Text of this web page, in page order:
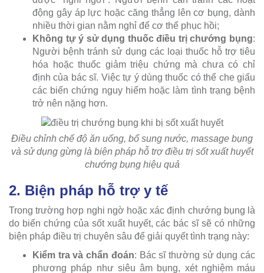
động gây áp lực hoặc căng thẳng lên cơ bụng, dành
nhiều thời gian nằm nghỉ để cơ thể phục hồi;
Không tự ý sử dụng thuốc điều trị chướng bụng:
Người bệnh tránh sử dụng các loại thuốc hỗ trợ tiêu
hóa hoặc thuốc giảm triệu chứng mà chưa có chỉ
định của bác sĩ. Việc tự ý dùng thuốc có thể che giấu
các biến chứng nguy hiểm hoặc làm tình trạng bệnh
trở nên nặng hơn.
Điều chỉnh chế độ ăn uống, bổ sung nước, massage bụng
và sử dụng gừng là biện pháp hỗ trợ điều trị sốt xuất huyết
chướng bụng hiệu quả
2. Biện pháp hỗ trợ y tế
Trong trường hợp nghi ngờ hoặc xác định chướng bụng là
do biến chứng của sốt xuất huyết, các bác sĩ sẽ có những
biện pháp điều trị chuyên sâu để giải quyết tình trạng này:
Kiểm tra và chẩn đoán: Bác sĩ thường sử dụng các
phương pháp như siêu âm bụng, xét nghiệm máu